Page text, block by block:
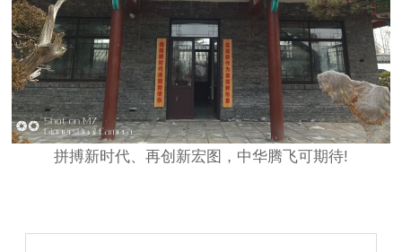
拼搏新时代、再创新宏图，中华腾飞可期待!